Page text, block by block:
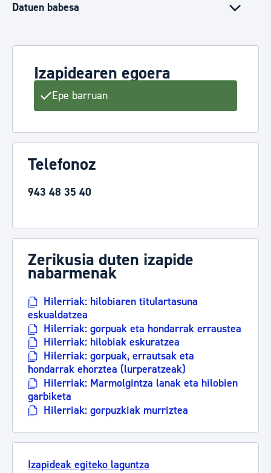
Datuen babesa
Izapidearen egoera
Epe barruan
Telefonoz
943 48 35 40
Zerikusia duten izapide
nabarmenak
Hilerriak: hilobiaren titulartasuna
eskualdatzea
Hilerriak: gorpuak eta hondarrak erraustea
Hilerriak: hilobiak eskuratzea
Hilerriak: gorpuak, errautsak eta
hondarrak ehorztea (lurperatzeak)
Hilerriak: Marmolgintza lanak eta hilobien
garbiketa
Hilerriak: gorpuzkiak murriztea
Izapideak egiteko laguntza